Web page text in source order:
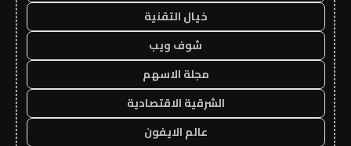
خيال التقنية
شوف ويب
مجلة الاسهم
الشرقية الاقتصادية
عالم الايفون